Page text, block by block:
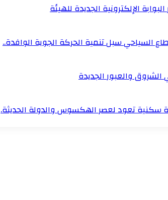
الإلكترونية الجديدة للهيئة
السياحي سبل تنمية الحركة الجوية الوافدة..
الشروق والعبور الجديدة
سكنية تعود لعصر الهكسوس والدولة الحديثة.